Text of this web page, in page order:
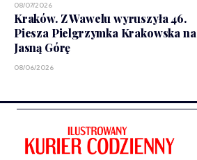
08/07/2026
Kraków. Z Wawelu wyruszyła 46.
Piesza Pielgrzymka Krakowska na
Jasną Górę
08/06/2026